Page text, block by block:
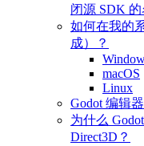
闭源 SDK
如何在我的
成）？
macOS
Linux
Godot 编辑
为什么
Direct3D？